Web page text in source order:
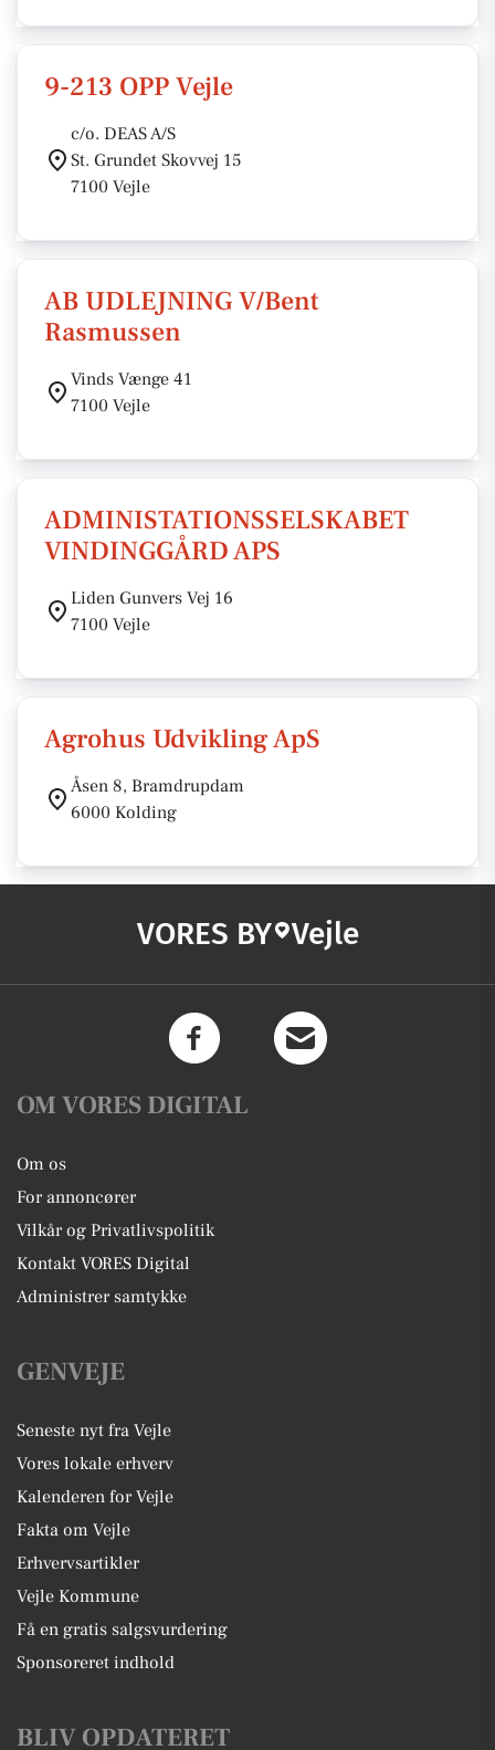
9-213 OPP Vejle
c/o. DEAS A/S
St. Grundet Skovvej 15
7100 Vejle
AB UDLEJNING V/Bent
Rasmussen
Vinds Vænge 41
7100 Vejle
ADMINISTATIONSSELSKABET
VINDINGGÅRD APS
Liden Gunvers Vej 16
7100 Vejle
Agrohus Udvikling ApS
Åsen 8, Bramdrupdam
6000 Kolding
VORES BY Vejle
OM VORES DIGITAL
Om os
For annoncører
Vilkår og Privatlivspolitik
Kontakt VORES Digital
Administrer samtykke
GENVEJE
Seneste nyt fra Vejle
Vores lokale erhverv
Kalenderen for Vejle
Fakta om Vejle
Erhvervsartikler
Vejle Kommune
Få en gratis salgsvurdering
Sponsoreret indhold
BLIV OPDATERET